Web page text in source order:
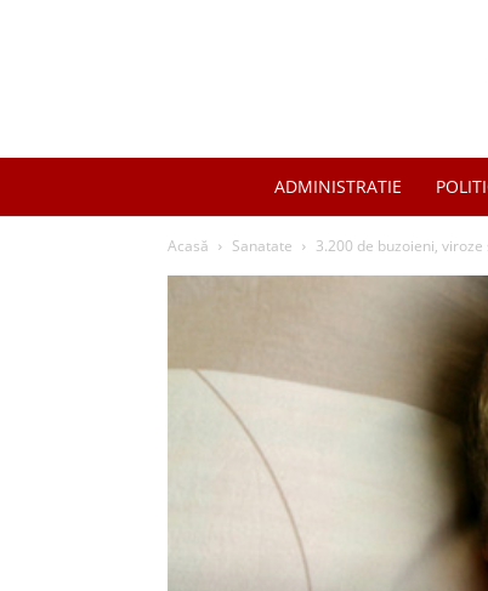
ADMINISTRATIE
Acasă Sanatate 3.200 de buzoieni,